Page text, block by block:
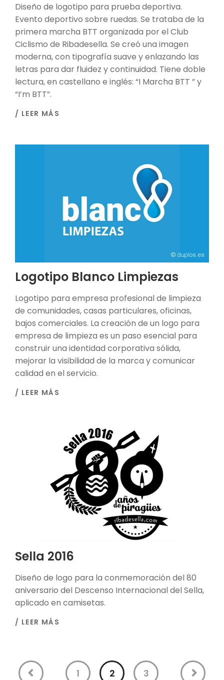
Diseño de logotipo para prueba deportiva.
Evento deportivo sobre ruedas. Se trataba de la
primera marcha BTT organizada por el Club
Ciclismo de Ribadesella. Se creó una imagen
moderna, con tipografía suave y enlazando las
letras para dar fluidez y continuidad. Tiene doble
lectura, en castellano e inglés: “I Marcha BTT ” y
“I’m BTT”.
/ LEER MÁS
Logotipo Blanco Limpiezas
Logotipo para empresa profesional de limpieza
de comunidades, casas particulares, oficinas,
bajos comerciales. La creación de un logo para
empresa de limpieza es un paso esencial para
construir una identidad corporativa sólida,
mejorar la visibilidad de la marca y comunicar
calidad en el servicio.
/ LEER MÁS
Sella 2016
Diseño de logo para la conmemoración del 80
aniversario del Descenso Internacional del Sella,
aplicado en camisetas.
/ LEER MÁS
1 2 3